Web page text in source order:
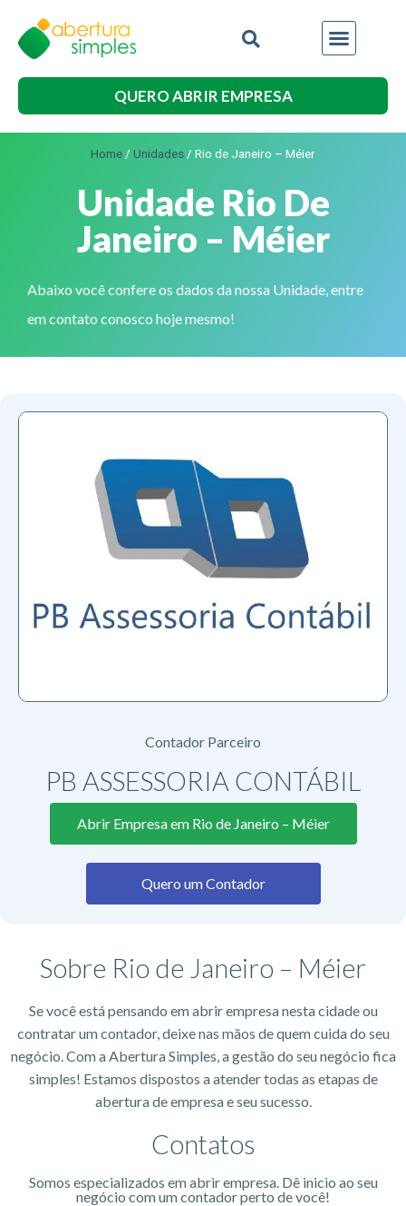
QUERO ABRIR EMPRESA
Home / Unidades / Rio de Janeiro – Méier
Unidade Rio De
Janeiro – Méier
Abaixo você confere os dados da nossa Unidade, entre
em contato conosco hoje mesmo!
Contador Parceiro
PB ASSESSORIA CONTÁBIL
Abrir Empresa em Rio de Janeiro – Méier
Quero um Contador
Sobre Rio de Janeiro – Méier
Se você está pensando em abrir empresa nesta cidade ou
contratar um contador, deixe nas mãos de quem cuida do seu
negócio. Com a Abertura Simples, a gestão do seu negócio fica
simples! Estamos dispostos a atender todas as etapas de
abertura de empresa e seu sucesso.
Contatos
Somos especializados em abrir empresa. Dê inicio ao seu
negócio com um contador perto de você!